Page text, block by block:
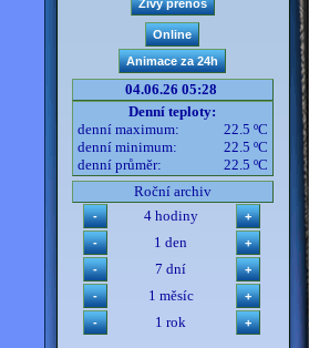
04.06.26 05:28
Denní teploty:
denní maximum:
22.5 ºC
denní minimum:
22.5 ºC
denní průměr:
22.5 ºC
Roční archiv
4 hodiny
1 den
7 dní
1 měsíc
1 rok